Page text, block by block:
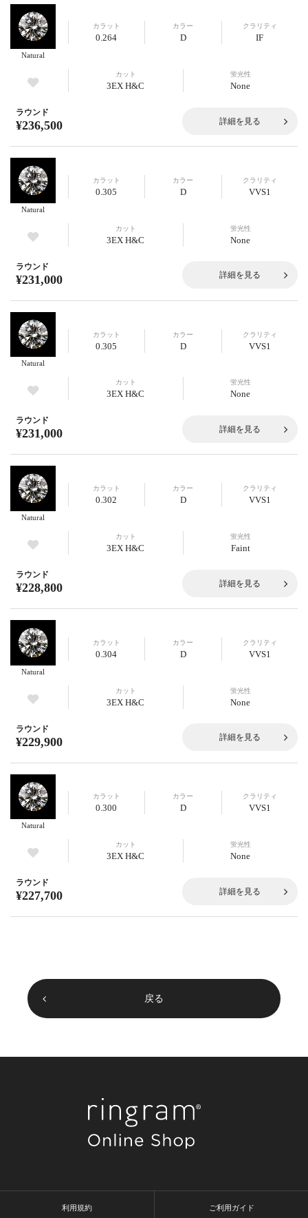
Natural
カラット
0.264
カラー
D
クラリティ
IF
カット
3EX H&C
蛍光性
None
ラウンド
¥236,500 詳細を見る
Natural
カラット
0.305
カラー
D
クラリティ
VVS1
カット
3EX H&C
蛍光性
None
ラウンド
¥231,000 詳細を見る
Natural
カラット
0.305
カラー
D
クラリティ
VVS1
カット
3EX H&C
蛍光性
None
ラウンド
¥231,000 詳細を見る
Natural
カラット
0.302
カラー
D
クラリティ
VVS1
カット
3EX H&C
蛍光性
Faint
ラウンド
¥228,800 詳細を見る
Natural
カラット
0.304
カラー
D
クラリティ
VVS1
カット
3EX H&C
蛍光性
None
ラウンド
¥229,900 詳細を見る
Natural
カラット
0.300
カラー
D
クラリティ
VVS1
カット
3EX H&C
蛍光性
None
ラウンド
¥227,700 詳細を見る
戻る
利用規約 ご利用ガイド